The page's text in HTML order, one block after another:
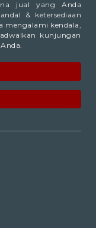
jual yang Anda
& ketersediaan
mengalami kendala,
kunjungan